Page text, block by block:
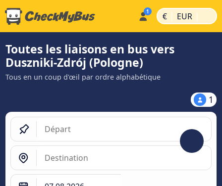
€ | EUR |
Toutes les liaisons en bus vers
Duszniki-Zdrój (Pologne)
Tous en un coup d'œil par ordre alphabétique
1